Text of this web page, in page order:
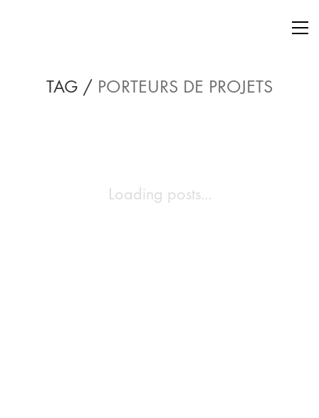
TAG / PORTEURS DE PROJETS
Loading posts...